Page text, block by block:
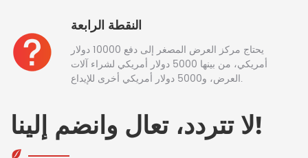
النقطة الرابعة
يحتاج مركز العرض المصغر إلى دفع 10000 دولار
أمريكي، من بينها 5000 دولار أمريكي لشراء آلات
العرض، و5000 دولار أمريكي أخرى للإيداع.
لا تتردد، تعال وانضم إلينا!